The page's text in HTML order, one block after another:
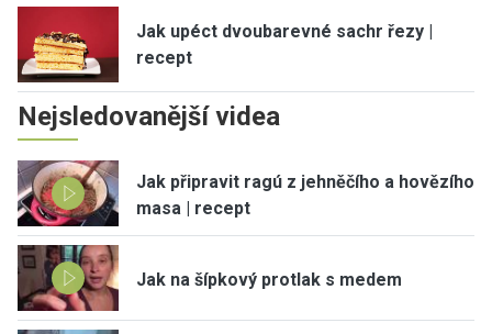
Jak upéct dvoubarevné sachr řezy |
recept
Nejsledovanější videa
Jak připravit ragú z jehněčího a hovězího
masa | recept
Jak na šípkový protlak s medem